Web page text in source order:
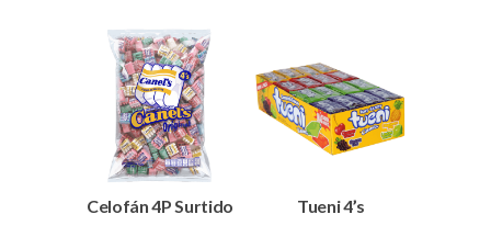
Celofán 4P Surtido Tueni 4’s